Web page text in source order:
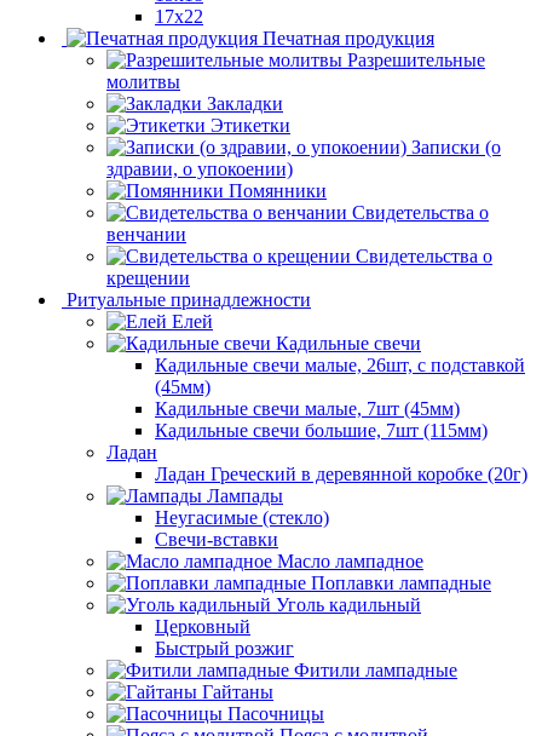
17х22
Печатная продукция
Разрешительные
молитвы
Закладки
Этикетки
Записки (о
здравии, о упокоении)
Помянники
Свидетельства о
венчании
Свидетельства о
крещении
Ритуальные принадлежности
Елей
Кадильные свечи
Кадильные свечи малые, 26шт, с подставкой
(45мм)
Кадильные свечи малые, 7шт (45мм)
Кадильные свечи большие, 7шт (115мм)
Ладан
Ладан Греческий в деревянной коробке (20г)
Лампады
Неугасимые (стекло)
Свечи-вставки
Масло лампадное
Поплавки лампадные
Уголь кадильный
Церковный
Быстрый розжиг
Фитили лампадные
Гайтаны
Пасочницы